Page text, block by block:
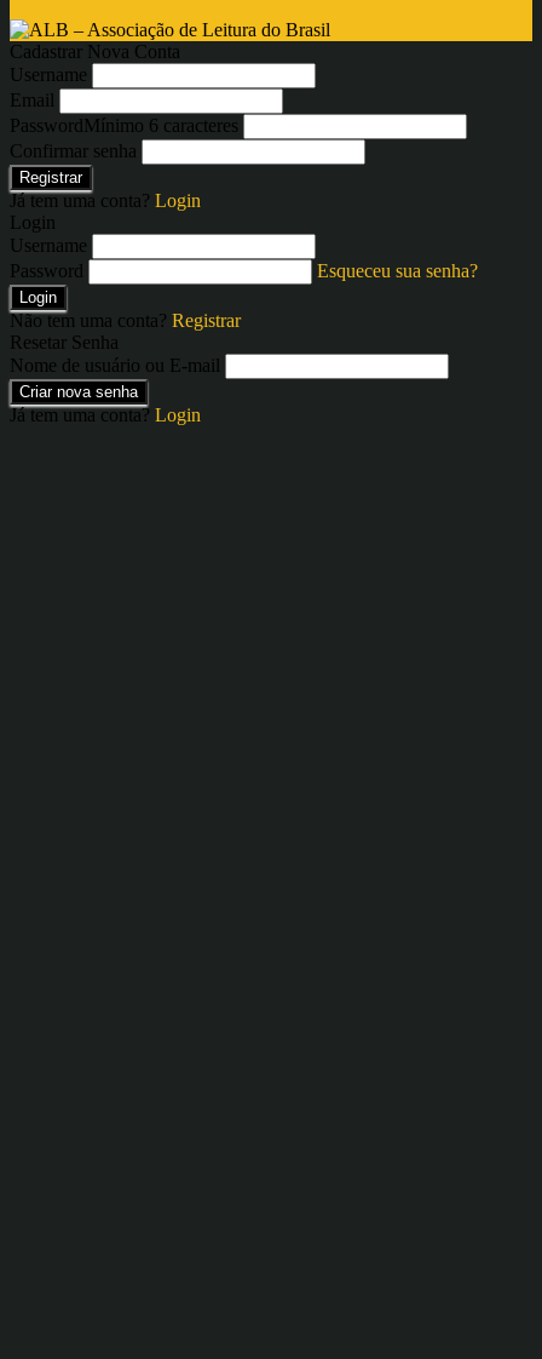
Cadastrar Nova Conta
Username
Email
PasswordMínimo 6 caracteres
Confirmar senha
Registrar
Já tem uma conta? Login
Login
Username
Password
Esqueceu sua senha?
Login
Não tem uma conta? Registrar
Resetar Senha
Nome de usuário ou E-mail
Criar nova senha
Já tem uma conta? Login